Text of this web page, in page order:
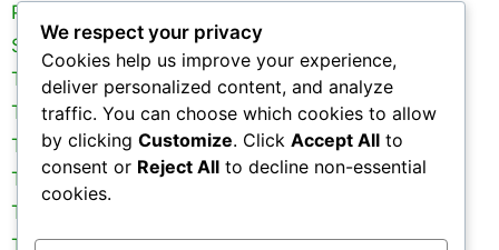
Plastico para Estufa
Silagem
Tanques de Peixes
Tela de Sombreamento
Tela Mosquiteira
Tela para Galinheiro
Tela para Pinteiro
We respect your privacy
Cookies help us improve your experience,
deliver personalized content, and analyze
traffic. You can choose which cookies to allow
by clicking Customize. Click Accept All to
consent or Reject All to decline non-essential
cookies.